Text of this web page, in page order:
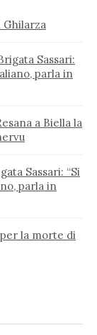
Sassari:
parla in
a Biella la
Sassari: “Si
parla in
la morte di